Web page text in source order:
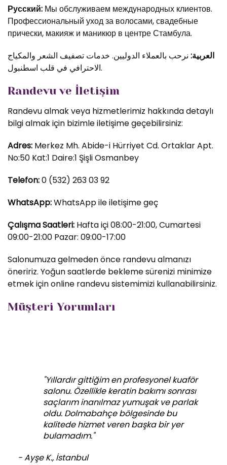
Русский: Мы обслуживаем международных клиентов.
Профессиональный уход за волосами, свадебные
прически, макияж и маникюр в центре Стамбула.
العربية: نرحب بالعملاء الدوليين. خدمات تصفيف الشعر والمكياج
الاحترافي في قلب اسطنبول.
Randevu ve İletişim
Randevu almak veya hizmetlerimiz hakkında detaylı
bilgi almak için bizimle iletişime geçebilirsiniz:
Adres: Merkez Mh. Abide-i Hürriyet Cd. Ortaklar Apt.
No:50 Kat:1 Daire:1 Şişli Osmanbey
Telefon:0 (532) 263 03 92
WhatsApp:WhatsApp ile iletişime geç
Çalışma Saatleri: Hafta içi 08:00-21:00, Cumartesi
09:00-21:00 Pazar: 09:00-17:00
Salonumuza gelmeden önce randevu almanızı
öneririz. Yoğun saatlerde bekleme sürenizi minimize
etmek için online randevu sistemimizi kullanabilirsiniz.
Müşteri Yorumları
"Yıllardır gittiğim en profesyonel kuaför
salonu. Özellikle keratin bakımı sonrası
saçlarım inanılmaz yumuşak ve parlak
oldu. Dolmabahçe bölgesinde bu
kalitede hizmet veren başka bir yer
bulamadım."
- Ayşe K., İstanbul